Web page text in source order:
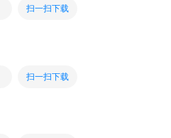
扫一扫下载
扫一扫下载